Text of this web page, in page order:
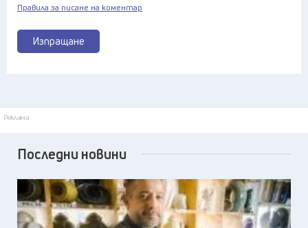
Изпращане
Правила за писане на коментар
Реклама
Последни новини